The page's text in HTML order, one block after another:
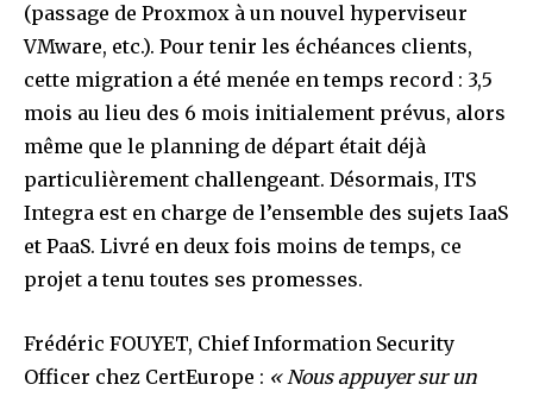
(passage de Proxmox à un nouvel hyperviseur
VMware, etc.). Pour tenir les échéances clients,
cette migration a été menée en temps record : 3,5
mois au lieu des 6 mois initialement prévus, alors
même que le planning de départ était déjà
particulièrement challengeant. Désormais, ITS
Integra est en charge de l’ensemble des sujets IaaS
et PaaS. Livré en deux fois moins de temps, ce
projet a tenu toutes ses promesses.
Frédéric FOUYET, Chief Information Security
Officer chez CertEurope : « Nous appuyer sur un